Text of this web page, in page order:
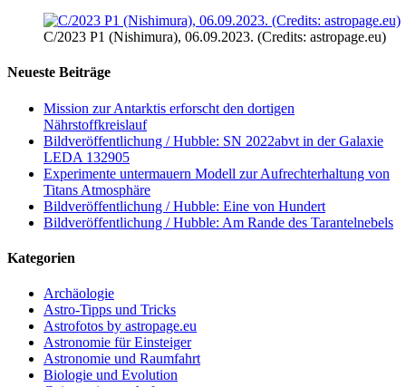
C/2023 P1 (Nishimura), 06.09.2023. (Credits: astropage.eu)
Neueste Beiträge
Mission zur Antarktis erforscht den dortigen
Nährstoffkreislauf
Bildveröffentlichung / Hubble: SN 2022abvt in der Galaxie
LEDA 132905
Experimente untermauern Modell zur Aufrechterhaltung von
Titans Atmosphäre
Bildveröffentlichung / Hubble: Eine von Hundert
Bildveröffentlichung / Hubble: Am Rande des Tarantelnebels
Kategorien
Archäologie
Astro-Tipps und Tricks
Astrofotos by astropage.eu
Astronomie für Einsteiger
Astronomie und Raumfahrt
Biologie und Evolution